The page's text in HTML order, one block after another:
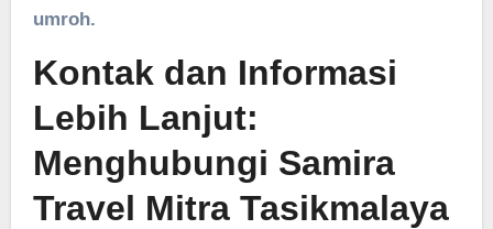
umroh.
Kontak dan Informasi
Lebih Lanjut:
Menghubungi Samira
Travel Mitra Tasikmalaya